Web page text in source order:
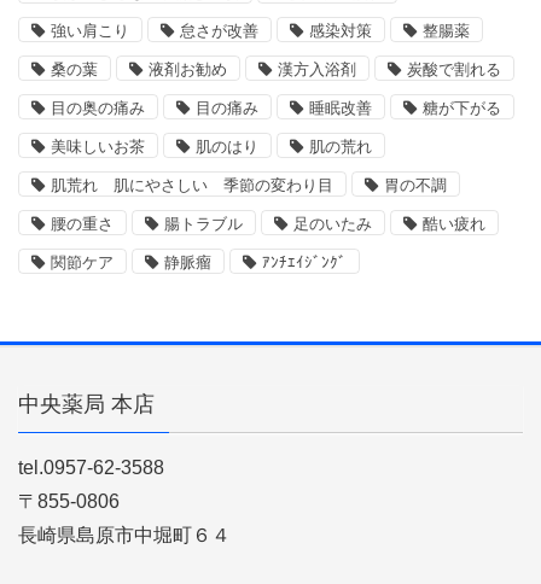
強い肩こり 怠さが改善 感染対策 整腸薬
桑の葉 液剤お勧め 漢方入浴剤 炭酸で割れる
目の奥の痛み 目の痛み 睡眠改善 糖が下がる
美味しいお茶 肌のはり 肌の荒れ
肌荒れ 肌にやさしい 季節の変わり目 胃の不調
腰の重さ 腸トラブル 足のいたみ 酷い疲れ
関節ケア 静脈瘤 ｱﾝﾁｴｲｼﾞﾝｸﾞ
中央薬局 本店
tel.0957-62-3588
〒855-0806
長崎県島原市中堀町６４